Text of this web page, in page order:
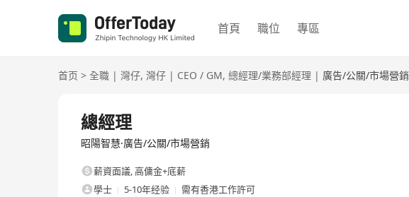
首頁 職位 專區
首页 > 全職 | 灣仔, 灣仔 | CEO / GM, 總經理/業務部經理 | 廣告/公關/市場營銷
總經理
昭陽智慧·廣告/公關/市場營銷
薪資面議,高傭金+底薪
學士
5-10年经验
需有香港工作許可